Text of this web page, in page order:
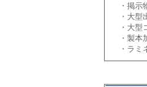
・掲示
・大型
・大型
・製本
・ラミ